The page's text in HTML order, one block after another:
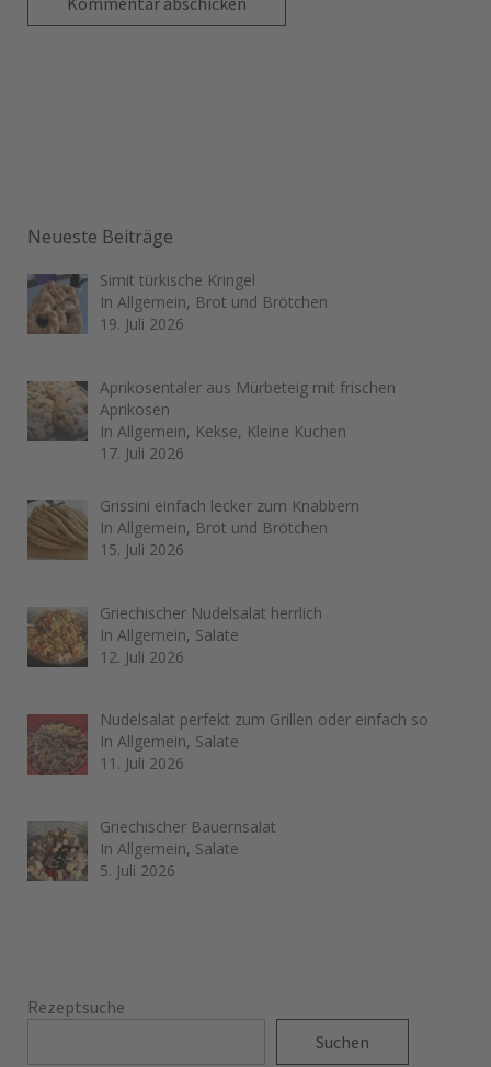
Neueste Beiträge
Simit türkische Kringel
In Allgemein, Brot und Brötchen
19. Juli 2026
Aprikosentaler aus Mürbeteig mit frischen
Aprikosen
In Allgemein, Kekse, Kleine Kuchen
17. Juli 2026
Grissini einfach lecker zum Knabbern
In Allgemein, Brot und Brötchen
15. Juli 2026
Griechischer Nudelsalat herrlich
In Allgemein, Salate
12. Juli 2026
Nudelsalat perfekt zum Grillen oder einfach so
In Allgemein, Salate
11. Juli 2026
Griechischer Bauernsalat
In Allgemein, Salate
5. Juli 2026
Rezeptsuche
Suchen